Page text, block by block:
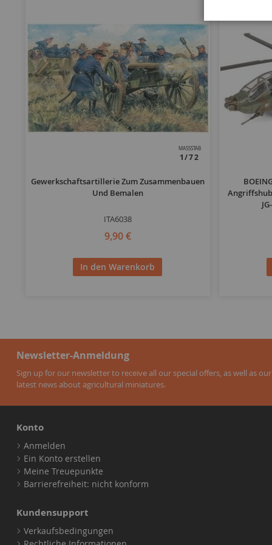
MASSSTAB
1/72
Gewerkschaftsartillerie Zum Zusammenbauen
Und Bemalen
ITA6038
9,90 €
In den Warenkorb
Newsletter-Anmeldung
Sign up for our newsletter to receive all our special offers, as well as our
latest news about agricultural miniatures.
Konto
Anmelden
Ein Konto erstellen
Meine Treuepunkte
Barrierefreiheit: nicht konform
Kundensupport
Verkaufsbedingungen